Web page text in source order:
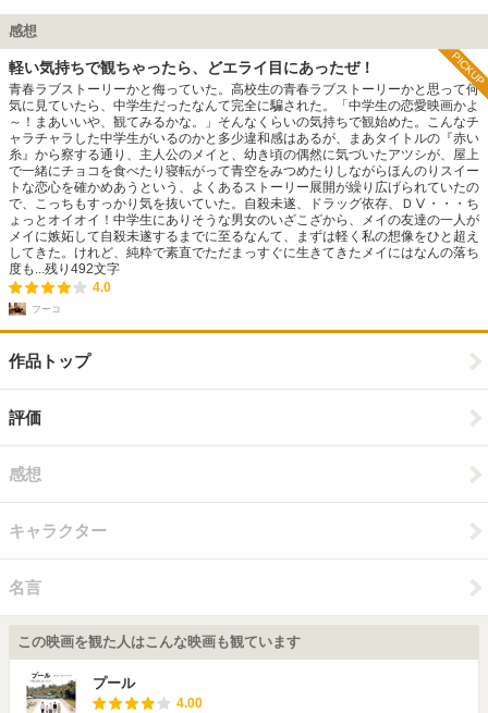
感想
軽い気持ちで観ちゃったら、どエライ目にあったぜ！
青春ラブストーリーかと侮っていた。高校生の青春ラブストーリーかと思って何
気に見ていたら、中学生だったなんて完全に騙された。「中学生の恋愛映画かよ
～！まあいいや、観てみるかな。」そんなくらいの気持ちで観始めた。こんなチ
ャラチャラした中学生がいるのかと多少違和感はあるが、まあタイトルの『赤い
糸』から察する通り、主人公のメイと、幼き頃の偶然に気づいたアツシが、屋上
で一緒にチョコを食べたり寝転がって青空をみつめたりしながらほんのりスイー
トな恋心を確かめあうという、よくあるストーリー展開が繰り広げられていたの
で、こっちもすっかり気を抜いていた。自殺未遂、ドラッグ依存、ＤⅤ・・・ち
ょっとオイオイ！中学生にありそうな男女のいざこざから、メイの友達の一人が
メイに嫉妬して自殺未遂するまでに至るなんて、まずは軽く私の想像をひと超え
してきた。けれど、純粋で素直でただまっすぐに生きてきたメイにはなんの落ち
度も...残り 492文字
4.0
フーコ
PICKUP
作品トップ
評価
感想
キャラクター
名言
この映画を観た人はこんな映画も観ています
プール
4.00